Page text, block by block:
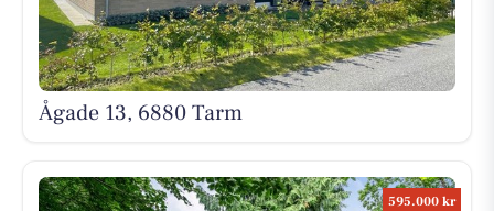
Ågade 13, 6880 Tarm
595.000 kr